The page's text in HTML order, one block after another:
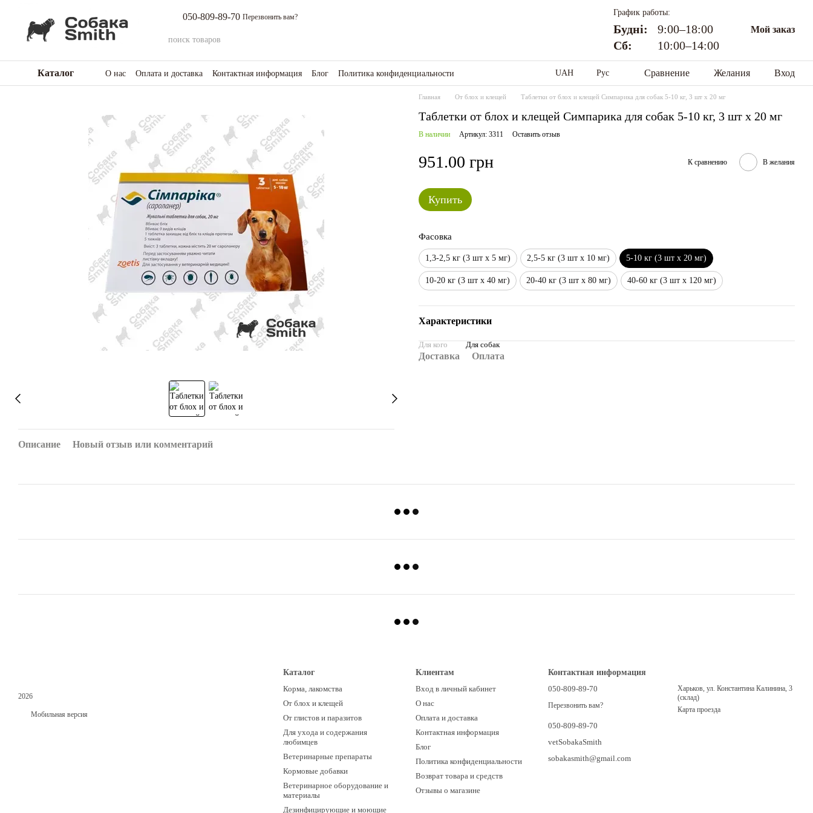
050-809-89-70 Перезвонить вам?
График работы:
Будні:
9:00–18:00
Сб:
10:00–14:00
Мой заказ
Каталог О нас Оплата и доставка Контактная информация Блог
Политика конфиденциальности
Возврат товара и средств
Отзывы о магазине
UAH Рус Сравнение Желания Вход
Описание Новый отзыв или комментарий
Главная От блох и клещей Таблетки от блох и клещей Симпарика для собак 5-10 кг, 3 шт х 20 мг
Таблетки от блох и клещей Симпарика для собак 5-10 кг, 3 шт х 20 мг
В наличии Артикул: 3311 Оставить отзыв
951.00 грн К сравнению В желания
Купить
Фасовка
1,3-2,5 кг (3 шт х 5 мг) 2,5-5 кг (3 шт х 10 мг) 5-10 кг (3 шт х 20 мг)
10-20 кг (3 шт х 40 мг) 20-40 кг (3 шт х 80 мг) 40-60 кг (3 шт х 120 мг)
Характеристики
Для кого Для собак
Доставка Оплата
2026
Мобильная версия
Каталог
Корма, лакомства
От блох и клещей
От глистов и паразитов
Для ухода и содержания
любимцев
Ветеринарные препараты
Кормовые добавки
Ветеринарное оборудование и
материалы
Дезинфицирующие и моющие
Клиентам
Вход в личный кабинет
О нас
Оплата и доставка
Контактная информация
Блог
Политика конфиденциальности
Возврат товара и средств
Отзывы о магазине
Контактная информация
050-809-89-70
Перезвонить вам?
050-809-89-70
vetSobakaSmith
sobakasmith@gmail.com
Харьков, ул. Константина Калинина, 3
(склад)
Карта проезда